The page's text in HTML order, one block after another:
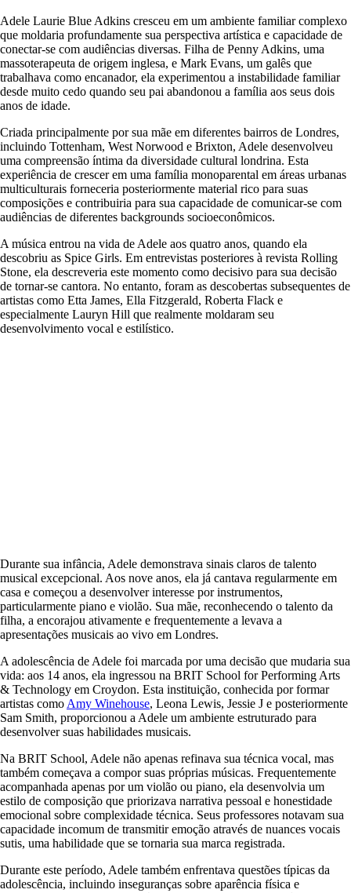
Adele Laurie Blue Adkins cresceu em um ambiente familiar complexo
que moldaria profundamente sua perspectiva artística e capacidade de
conectar-se com audiências diversas. Filha de Penny Adkins, uma
massoterapeuta de origem inglesa, e Mark Evans, um galês que
trabalhava como encanador, ela experimentou a instabilidade familiar
desde muito cedo quando seu pai abandonou a família aos seus dois
anos de idade.
Criada principalmente por sua mãe em diferentes bairros de Londres,
incluindo Tottenham, West Norwood e Brixton, Adele desenvolveu
uma compreensão íntima da diversidade cultural londrina. Esta
experiência de crescer em uma família monoparental em áreas urbanas
multiculturais forneceria posteriormente material rico para suas
composições e contribuiria para sua capacidade de comunicar-se com
audiências de diferentes backgrounds socioeconômicos.
A música entrou na vida de Adele aos quatro anos, quando ela
descobriu as Spice Girls. Em entrevistas posteriores à revista Rolling
Stone, ela descreveria este momento como decisivo para sua decisão
de tornar-se cantora. No entanto, foram as descobertas subsequentes de
artistas como Etta James, Ella Fitzgerald, Roberta Flack e
especialmente Lauryn Hill que realmente moldaram seu
desenvolvimento vocal e estilístico.
Durante sua infância, Adele demonstrava sinais claros de talento
musical excepcional. Aos nove anos, ela já cantava regularmente em
casa e começou a desenvolver interesse por instrumentos,
particularmente piano e violão. Sua mãe, reconhecendo o talento da
filha, a encorajou ativamente e frequentemente a levava a
apresentações musicais ao vivo em Londres.
A adolescência de Adele foi marcada por uma decisão que mudaria sua
vida: aos 14 anos, ela ingressou na BRIT School for Performing Arts
& Technology em Croydon. Esta instituição, conhecida por formar
artistas como Amy Winehouse, Leona Lewis, Jessie J e posteriormente
Sam Smith, proporcionou a Adele um ambiente estruturado para
desenvolver suas habilidades musicais.
Na BRIT School, Adele não apenas refinava sua técnica vocal, mas
também começava a compor suas próprias músicas. Frequentemente
acompanhada apenas por um violão ou piano, ela desenvolvia um
estilo de composição que priorizava narrativa pessoal e honestidade
emocional sobre complexidade técnica. Seus professores notavam sua
capacidade incomum de transmitir emoção através de nuances vocais
sutis, uma habilidade que se tornaria sua marca registrada.
Durante este período, Adele também enfrentava questões típicas da
adolescência, incluindo inseguranças sobre aparência física e